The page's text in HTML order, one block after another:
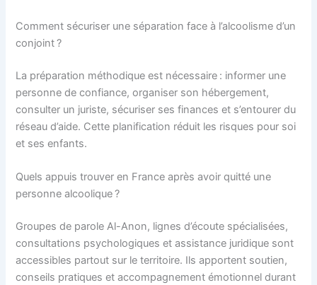
Comment sécuriser une séparation face à l’alcoolisme d’un
conjoint ?
La préparation méthodique est nécessaire : informer une
personne de confiance, organiser son hébergement,
consulter un juriste, sécuriser ses finances et s’entourer du
réseau d’aide. Cette planification réduit les risques pour soi
et ses enfants.
Quels appuis trouver en France après avoir quitté une
personne alcoolique ?
Groupes de parole Al-Anon, lignes d’écoute spécialisées,
consultations psychologiques et assistance juridique sont
accessibles partout sur le territoire. Ils apportent soutien,
conseils pratiques et accompagnement émotionnel durant